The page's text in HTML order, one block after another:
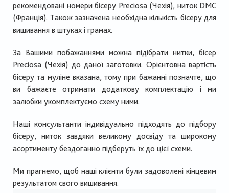
рекомендовані номери бісеру Preciosa (Чехія), ниток DMC
(Франція). Також зазначена необхідна кількість бісеру для
вишивання в штуках і грамах.
За Вашими побажаннями можна підібрати нитки, бісер
Preciosa (Чехія) до даної заготовки. Орієнтовна вартість
бісеру та муліне вказана, тому при бажанні позначте, що
ви бажаєте отримати додаткову комплектацію і ми
залюбки укомплектуємо схему ними.
Наші консультанти індивідуально підходять до підбору
бісеру, ниток завдяки великому досвіду та широкому
асортименту бездоганно підберуть їх до цієї схеми.
Ми прагнемо, щоб наші клієнти були задоволені кінцевим
результатом свого вишивання.